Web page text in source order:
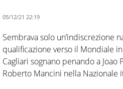
05/12/21 22:19
Sembrava solo un’indiscrezione
qualificazione verso il Mondiale
Cagliari sognano penando a
Roberto Mancini nella Nazionale